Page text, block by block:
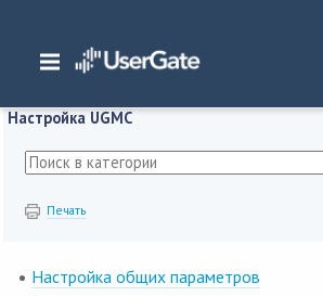
Главная/ Документация/Management Center
Настройка UGMC
Печать
Настройка общих параметров